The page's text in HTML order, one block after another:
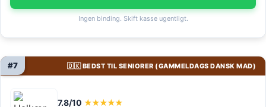
Ingen binding. Skift kasse ugentligt.
🇩🇰 BEDST TIL SENIORER (GAMMELDAGS DANSK MAD)
#7
7.8/10 ★★★★★